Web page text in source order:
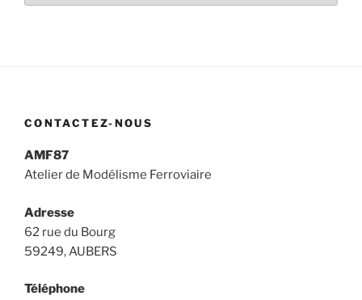
CONTACTEZ-NOUS
AMF87
Atelier de Modélisme Ferroviaire
Adresse
62 rue du Bourg
59249, AUBERS
Téléphone